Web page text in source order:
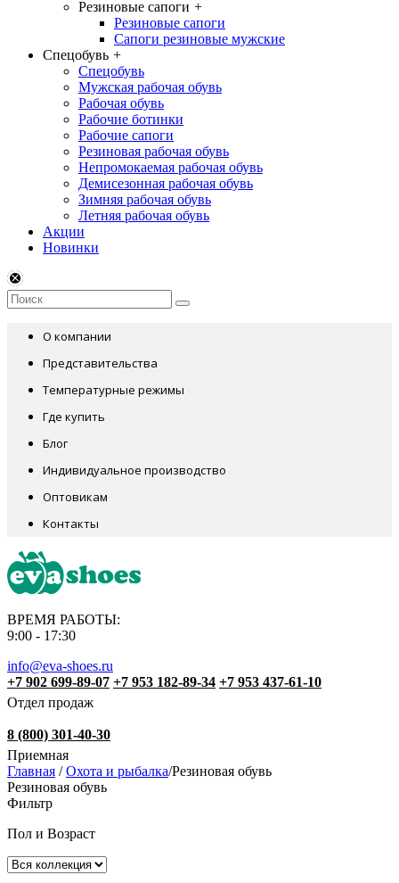
Резиновые сапоги +
Резиновые сапоги
Сапоги резиновые мужские
Спецобувь +
Спецобувь
Мужская рабочая обувь
Рабочая обувь
Рабочие ботинки
Рабочие сапоги
Резиновая рабочая обувь
Непромокаемая рабочая обувь
Демисезонная рабочая обувь
Зимняя рабочая обувь
Летняя рабочая обувь
Акции
Новинки
О компании
Представительства
Температурные режимы
Где купить
Блог
Индивидуальное производство
Оптовикам
Контакты
ВРЕМЯ РАБОТЫ:
9:00 - 17:30
info@eva-shoes.ru
+7 902 699-89-07 +7 953 182-89-34 +7 953 437-61-10
Отдел продаж
8 (800) 301-40-30
Приемная
Главная / Охота и рыбалка/Резиновая обувь
Резиновая обувь
Фильтр
Пол и Возраст